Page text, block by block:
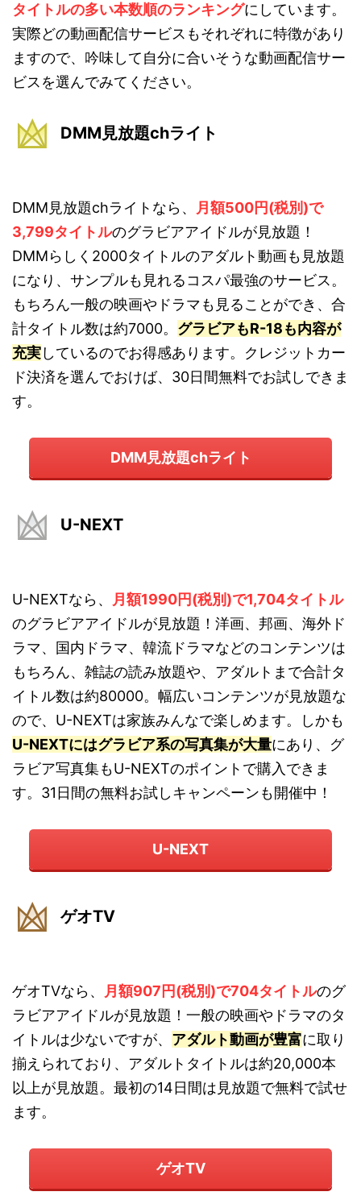
タイトルの多い本数順のランキングにしています。
実際どの動画配信サービスもそれぞれに特徴があり
ますので、吟味して自分に合いそうな動画配信サー
ビスを選んでみてください。
DMM見放題chライト
DMM見放題chライトなら、 月額500円(税別)で
3,799タイトルのグラビアアイドルが見放題！
DMMらしく2000タイトルのアダルト動画も見放題
になり、サンプルも見れるコスパ最強のサービス。
もちろん一般の映画やドラマも見ることができ、合
計タイトル数は約7000。 グラビアもR-18も内容が
充実しているのでお得感あります。クレジットカー
ド決済を選んでおけば、30日間無料でお試しできま
す。
DMM見放題chライト
U-NEXT
U-NEXTなら、 月額1990円(税別)で1,704タイトル
のグラビアアイドルが見放題！洋画、邦画、海外ド
ラマ、国内ドラマ、韓流ドラマなどのコンテンツは
もちろん、雑誌の読み放題や、アダルトまで合計タ
イトル数は約80000。幅広いコンテンツが見放題な
ので、U-NEXTは家族みんなで楽しめます。しかも
U-NEXTにはグラビア系の写真集が大量にあり、グ
ラビア写真集もU-NEXTのポイントで購入できま
す。31日間の無料お試しキャンペーンも開催中！
U-NEXT
ゲオTV
ゲオTVなら、 月額907円(税別)で704タイトルのグ
ラビアアイドルが見放題！一般の映画やドラマのタ
イトルは少ないですが、 アダルト動画が豊富に取り
揃えられており、アダルトタイトルは約20,000本
以上が見放題。最初の14日間は見放題で無料で試せ
ます。
ゲオTV